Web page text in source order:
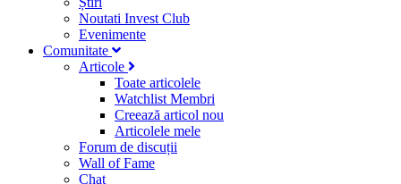
Noutati Invest Club
Evenimente
Comunitate
Articole
Toate articolele
Watchlist Membri
Creează articol nou
Articolele mele
Forum de discuții
Wall of Fame
Chat